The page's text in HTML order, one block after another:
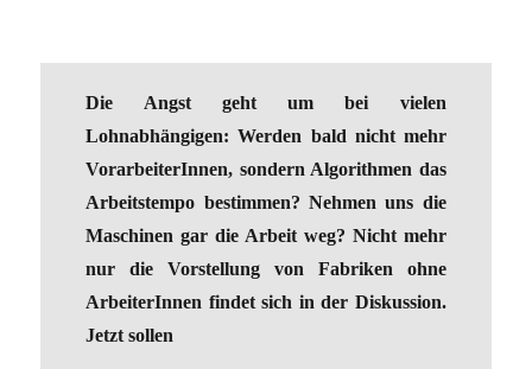
Die Angst geht um bei vielen
Lohnabhängigen: Werden bald nicht mehr
VorarbeiterInnen, sondern Algorithmen das
Arbeitstempo bestimmen? Nehmen uns die
Maschinen gar die Arbeit weg? Nicht mehr
nur die Vorstellung von Fabriken ohne
ArbeiterInnen findet sich in der Diskussion.
Jetzt sollen